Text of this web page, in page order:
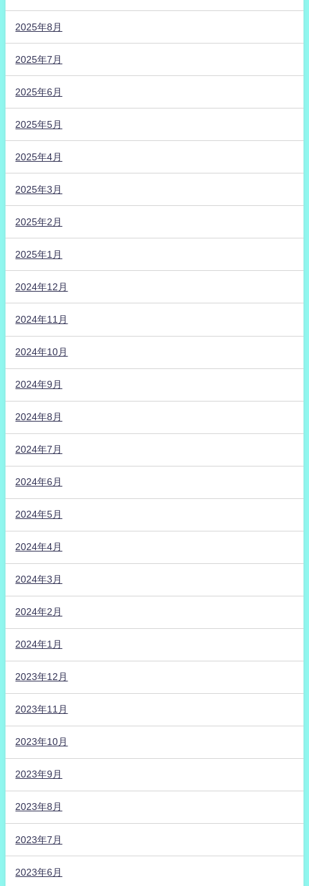
2025年8月
2025年7月
2025年6月
2025年5月
2025年4月
2025年3月
2025年2月
2025年1月
2024年12月
2024年11月
2024年10月
2024年9月
2024年8月
2024年7月
2024年6月
2024年5月
2024年4月
2024年3月
2024年2月
2024年1月
2023年12月
2023年11月
2023年10月
2023年9月
2023年8月
2023年7月
2023年6月